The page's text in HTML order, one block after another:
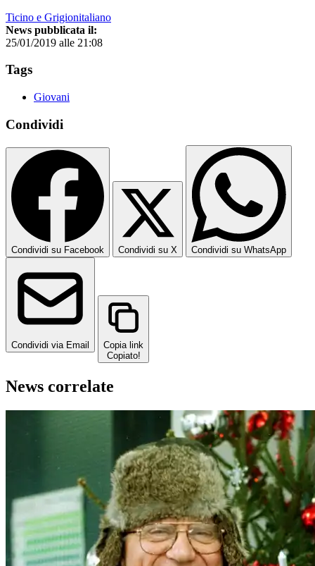
Ticino e Grigionitaliano
News pubblicata il:
25/01/2019 alle 21:08
Tags
Giovani
Condividi
Condividi su Facebook Condividi su X Condividi su WhatsApp
Condividi via Email
Copia link
Copiato!
News correlate